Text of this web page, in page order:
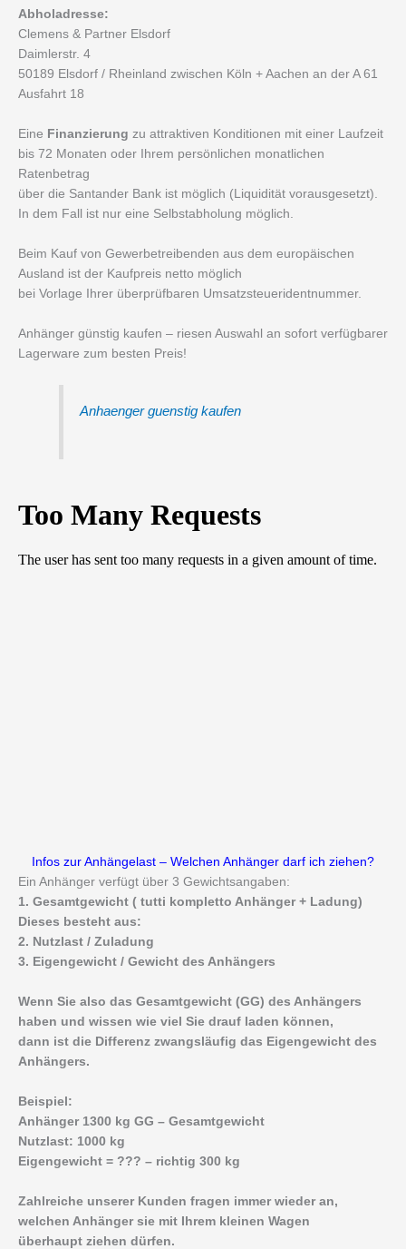
Abholadresse:
Clemens & Partner Elsdorf
Daimlerstr. 4
50189 Elsdorf / Rheinland zwischen Köln + Aachen an der A 61
Ausfahrt 18
Eine Finanzierung zu attraktiven Konditionen mit einer Laufzeit
bis 72 Monaten oder Ihrem persönlichen monatlichen
Ratenbetrag
über die Santander Bank ist möglich (Liquidität vorausgesetzt).
In dem Fall ist nur eine Selbstabholung möglich.
Beim Kauf von Gewerbetreibenden aus dem europäischen
Ausland ist der Kaufpreis netto möglich
bei Vorlage Ihrer überprüfbaren Umsatzsteueridentnummer.
Anhänger günstig kaufen – riesen Auswahl an sofort verfügbarer
Lagerware zum besten Preis!
Anhaenger guenstig kaufen
Infos zur Anhängelast – Welchen Anhänger darf ich ziehen?
Ein Anhänger verfügt über 3 Gewichtsangaben:
1. Gesamtgewicht ( tutti kompletto Anhänger + Ladung)
Dieses besteht aus:
2. Nutzlast / Zuladung
3. Eigengewicht / Gewicht des Anhängers
Wenn Sie also das Gesamtgewicht (GG) des Anhängers
haben und wissen wie viel Sie drauf laden können,
dann ist die Differenz zwangsläufig das Eigengewicht des
Anhängers.
Beispiel:
Anhänger 1300 kg GG – Gesamtgewicht
Nutzlast: 1000 kg
Eigengewicht = ??? – richtig 300 kg
Zahlreiche unserer Kunden fragen immer wieder an,
welchen Anhänger sie mit Ihrem kleinen Wagen
überhaupt ziehen dürfen.